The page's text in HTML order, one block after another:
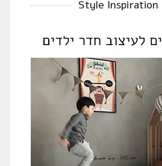
Style Inspiration